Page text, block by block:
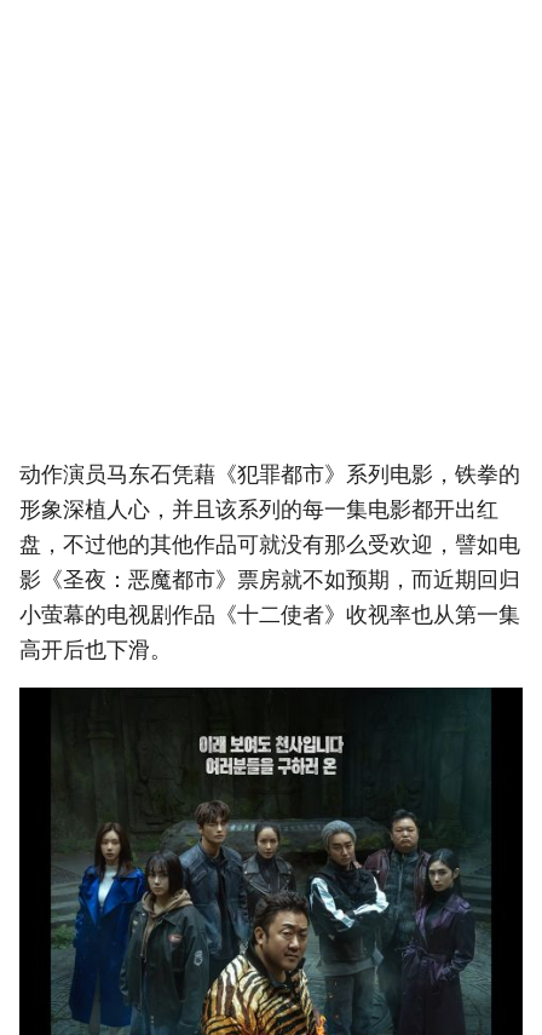
动作演员马东石凭藉《犯罪都市》系列电影，铁拳的
形象深植人心，并且该系列的每一集电影都开出红
盘，不过他的其他作品可就没有那么受欢迎，譬如电
影《圣夜：恶魔都市》票房就不如预期，而近期回归
小萤幕的电视剧作品《十二使者》收视率也从第一集
高开后也下滑。